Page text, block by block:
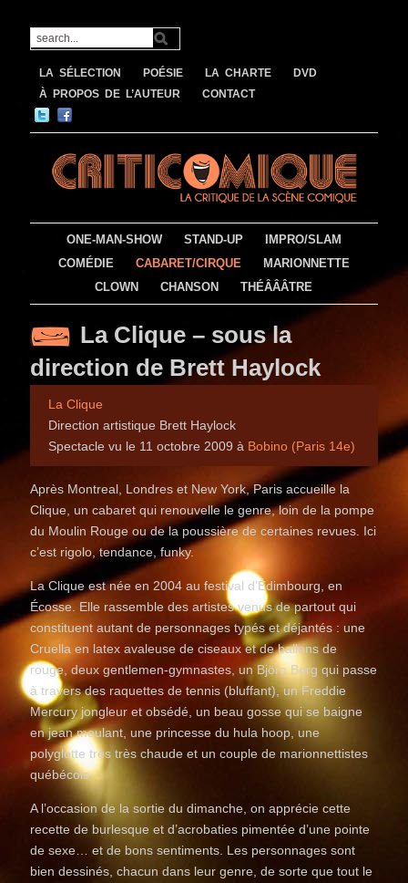
LA SÉLECTION POÉSIE LA CHARTE
DVD
À PROPOS DE L’AUTEUR
CONTACT
ONE-MAN-SHOW STAND-UP
IMPRO/SLAM
COMÉDIE
CABARET/CIRQUE
MARIONNETTE
CLOWN
CHANSON THÉÂÂÂTRE
La Clique – sous la
direction de Brett Haylock
La Clique
Direction artistique Brett Haylock
Spectacle vu le 11 octobre 2009 à Bobino (Paris 14e)
Après Montreal, Londres et New York, Paris accueille la
Clique, un cabaret qui renouvelle le genre, loin de la pompe
du Moulin Rouge ou de la poussière de certaines revues. Ici
c’est rigolo, tendance, funky.
La Clique est née en 2004 au festival d’Édimbourg, en
Écosse. Elle rassemble des artistes venus de partout qui
constituent autant de personnages typés et déjantés : une
Cruella en latex avaleuse de ciseaux et de ballons de
rouge, deux gentlemen-gymnastes, un Björn Borg qui passe
à travers des raquettes de tennis (bluffant), un Freddie
Mercury jongleur et obsédé, un beau gosse qui se baigne
en jean moulant, une princesse du hula hoop, une
polyglotte très très chaude et un couple de marionnettistes
québécois.
A l’occasion de la sortie du dimanche, on apprécie cette
recette de burlesque et d’acrobaties pimentée d’une pointe
de sexe… et de bons sentiments. Les personnages sont
bien dessinés, chacun dans leur genre, de sorte que tout le